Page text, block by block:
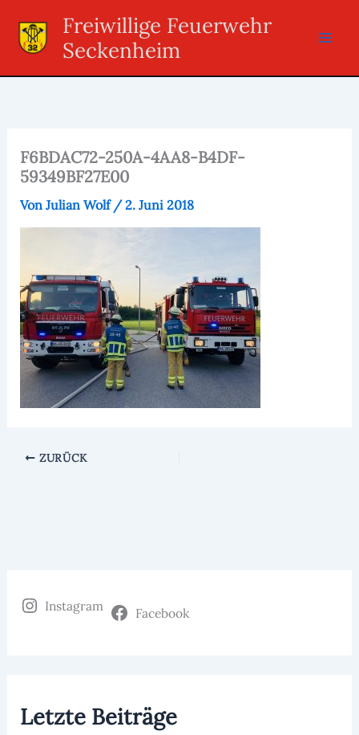
Inhalt
springen
Freiwillige Feuerwehr
Seckenheim
F6BDAC72-250A-4AA8-B4DF-
59349BF27E00
Von Julian Wolf /2. Juni 2018
ZURÜCK
Instagram Facebook
Letzte Beiträge